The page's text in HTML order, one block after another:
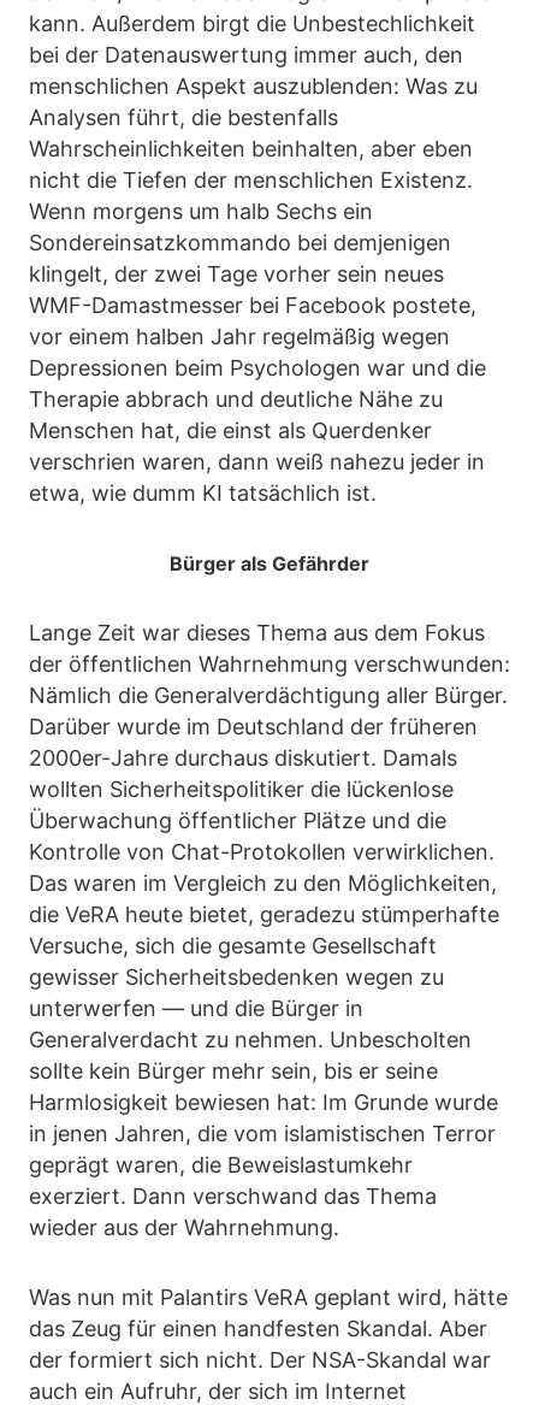
kann. Außerdem birgt die Unbestechlichkeit
bei der Datenauswertung immer auch, den
menschlichen Aspekt auszublenden: Was zu
Analysen führt, die bestenfalls
Wahrscheinlichkeiten beinhalten, aber eben
nicht die Tiefen der menschlichen Existenz.
Wenn morgens um halb Sechs ein
Sondereinsatzkommando bei demjenigen
klingelt, der zwei Tage vorher sein neues
WMF-Damastmesser bei Facebook postete,
vor einem halben Jahr regelmäßig wegen
Depressionen beim Psychologen war und die
Therapie abbrach und deutliche Nähe zu
Menschen hat, die einst als Querdenker
verschrien waren, dann weiß nahezu jeder in
etwa, wie dumm KI tatsächlich ist.
Bürger als Gefährder
Lange Zeit war dieses Thema aus dem Fokus
der öffentlichen Wahrnehmung verschwunden:
Nämlich die Generalverdächtigung aller Bürger.
Darüber wurde im Deutschland der früheren
2000er-Jahre durchaus diskutiert. Damals
wollten Sicherheitspolitiker die lückenlose
Überwachung öffentlicher Plätze und die
Kontrolle von Chat-Protokollen verwirklichen.
Das waren im Vergleich zu den Möglichkeiten,
die VeRA heute bietet, geradezu stümperhafte
Versuche, sich die gesamte Gesellschaft
gewisser Sicherheitsbedenken wegen zu
unterwerfen — und die Bürger in
Generalverdacht zu nehmen. Unbescholten
sollte kein Bürger mehr sein, bis er seine
Harmlosigkeit bewiesen hat: Im Grunde wurde
in jenen Jahren, die vom islamistischen Terror
geprägt waren, die Beweislastumkehr
exerziert. Dann verschwand das Thema
wieder aus der Wahrnehmung.
Was nun mit Palantirs VeRA geplant wird, hätte
das Zeug für einen handfesten Skandal. Aber
der formiert sich nicht. Der NSA-Skandal war
auch ein Aufruhr, der sich im Internet